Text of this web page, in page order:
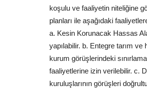
koşulu ve faaliyetin niteliğine
planları ile aşağıdaki
a. Kesin Korunacak Hassas
yapılabilir. b. Entegre tarım ve
kurum görüşlerindeki
faaliyetlerine izin verilebilir. c.
kuruluşlarının görüşleri